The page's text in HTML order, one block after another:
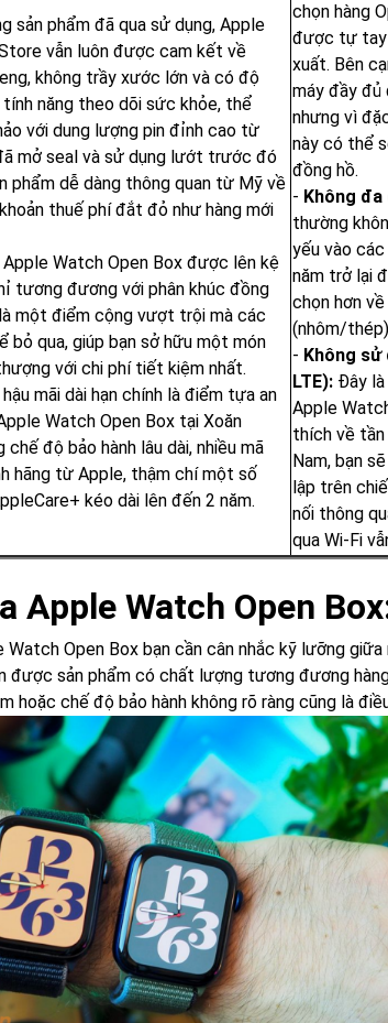
sản phẩm đã qua sử dụng, Apple
vẫn luôn được cam kết về
không trầy xước lớn và có độ
năng theo dõi sức khỏe, thể
với dung lượng pin đỉnh cao từ
mở seal và sử dụng lướt trước đó
phẩm dễ dàng thông quan từ Mỹ về
thuế phí đắt đỏ như hàng mới
Apple Watch Open Box được lên kệ
tương đương với phân khúc đồng
một điểm cộng vượt trội mà các
bỏ qua, giúp bạn sở hữu một món
với chi phí tiết kiệm nhất.
mãi dài hạn chính là điểm tựa an
Watch Open Box tại Xoăn
độ bảo hành lâu dài, nhiều mã
hãng từ Apple, thậm chí một số
kéo dài lên đến 2 năm.
chọn hàng
được tự tay
xuất. Bên
máy đầy đủ
nhưng vì
này có thể
đồng hồ.
- Không đa
thường
yếu vào
năm trở lại
chọn hơn
(nhôm/
- Không sử
LTE): Đây
Apple
thích về tần
Nam, bạn
lập trên
nối thông
qua Wi-Fi
Apple Watch Open
Watch Open Box bạn cần cân nhắc kỹ lưỡng
được sản phẩm có chất lượng tương đương
hoặc chế độ bảo hành không rõ ràng cũng là